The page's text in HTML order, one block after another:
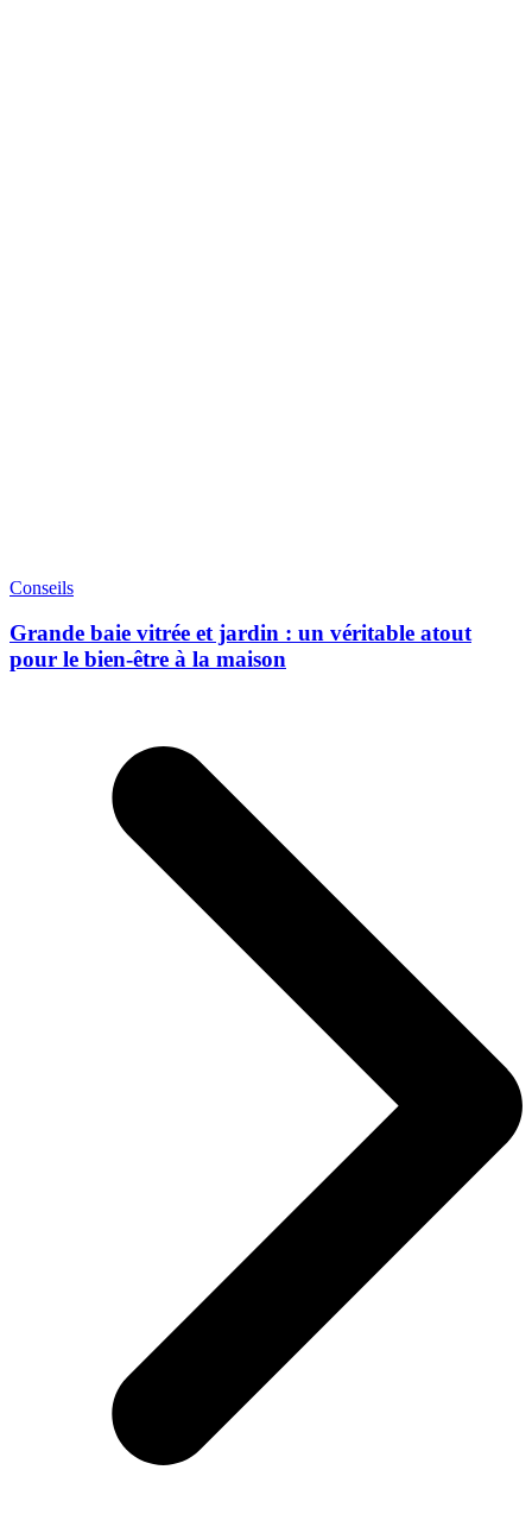
Conseils
Grande baie vitrée et jardin : un véritable atout
pour le bien-être à la maison